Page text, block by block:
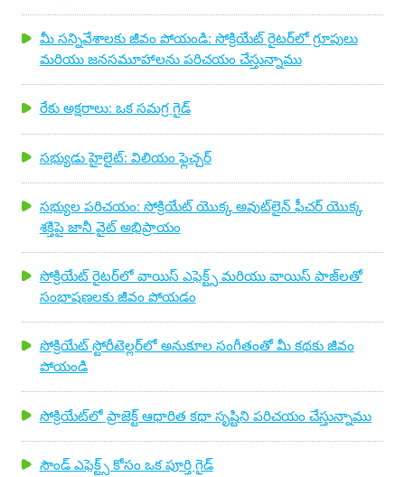
మీ సన్నివేశాలకు జీవం పోయండి: సోక్రియేట్ రైటర్‌లో గ్రూపులు
మరియు జనసమూహాలను పరిచయం చేస్తున్నాము
రేకు అక్షరాలు: ఒక సమగ్ర గైడ్
సభ్యుడు హైలైట్: విలియం ఫ్లెచ్చర్
సభ్యుల పరిచయం: సోక్రియేట్ యొక్క అవుట్‌లైన్ ఫీచర్ యొక్క
శక్తిపై జానీ వైట్ అభిప్రాయం
సోక్రియేట్ రైటర్‌లో వాయిస్ ఎఫెక్ట్స్ మరియు వాయిస్ పాజ్‌లతో
సంభాషణలకు జీవం పోయడం
సోక్రియేట్ స్టోరీటెల్లర్‌లో అనుకూల సంగీతంతో మీ కథకు జీవం
పోయండి
సోక్రియేట్‌లో ప్రాజెక్ట్ ఆధారిత కథా సృష్టిని పరిచయం చేస్తున్నాము
సౌండ్ ఎఫెక్ట్స్ కోసం ఒక పూర్తి గైడ్